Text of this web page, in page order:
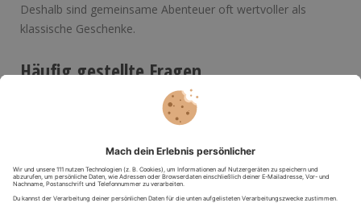
Deshalb sind gemeinsame Abenteuer oft wertvoller als
klassische Geschenke.
Häufig gestellte Fragen
Was gehört auf eine Bucket List für Paare?
Abenteuer, Reisen, gemeinsame Herausforderungen und
besondere Erinnerungen, die man zusammen erleben
möchte.